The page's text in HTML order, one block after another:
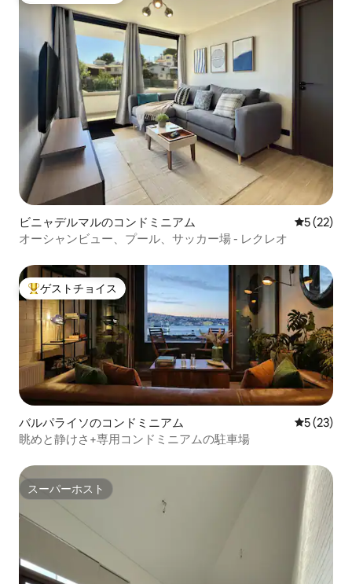
ビニャデルマルのコンドミニアム レビュー
5 (22)
オーシャンビュー、プール、サッカー場 - レクレオ
大好評のゲストチョイスです。
ゲストチョイス
バルパライソのコンドミニアム レビュー
5 (23)
眺めと静けさ+専用コンドミニアムの駐車場
スーパーホスト
スーパーホスト